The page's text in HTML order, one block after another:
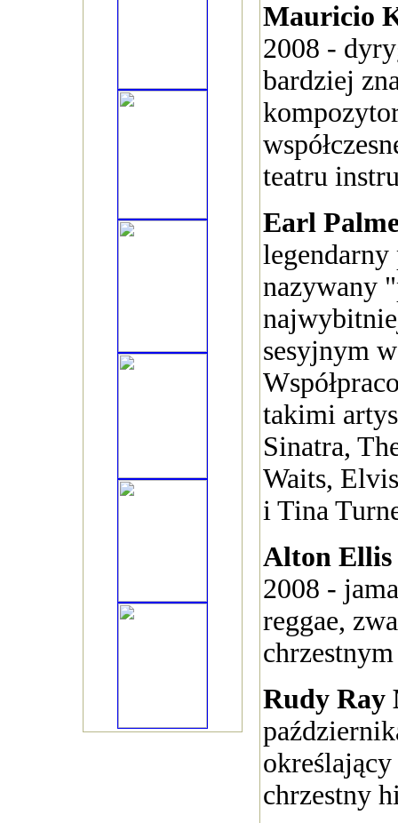
Mauricio
2008 -
bardziej
teatru
Earl
legendarny
nazywany
sesyjnym
takimi
Sinatra,
Waits,
i Tina
Alton Ellis
2008 -
reggae,
Rudy Ray
chrzestny